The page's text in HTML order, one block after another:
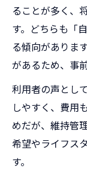
ることが多く、
す。どちらも「
る傾向がありま
があるため、事
利用者の声とし
しやすく、費用
めだが、維持管
希望やライフス
す。